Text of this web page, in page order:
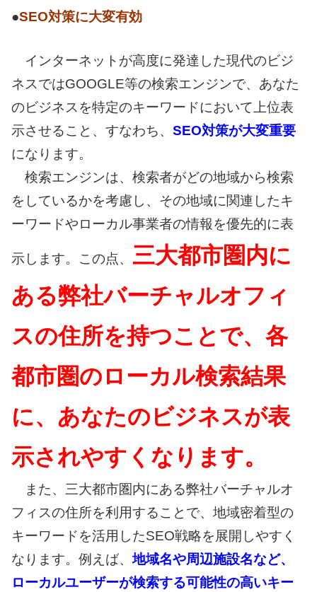
●SEO対策に大変有効
インターネットが高度に発達した現代のビジ
ネスではGOOGLE等の検索エンジンで、あなた
のビジネスを特定のキーワードにおいて上位表
示させること、すなわち、 SEO対策が大変重要
になります。
検索エンジンは、検索者がどの地域から検索
をしているかを考慮し、その地域に関連したキ
ーワードやローカル事業者の情報を優先的に表
示します。この点、 三大都市圏内に
ある弊社バーチャルオフィ
スの住所を持つことで、各
都市圏のローカル検索結果
に、あなたのビジネスが表
示されやすくなります。
また、三大都市圏内にある弊社バーチャルオ
フィスの住所を利用することで、地域密着型の
キーワードを活用したSEO戦略を展開しやすく
なります。例えば、地域名や周辺施設名など、
ローカルユーザーが検索する可能性の高いキー